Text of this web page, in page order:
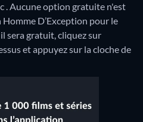
.Aucune option gratuite n'est
D’Exception pour le
sera gratuit, cliquez sur
et appuyez sur la cloche de